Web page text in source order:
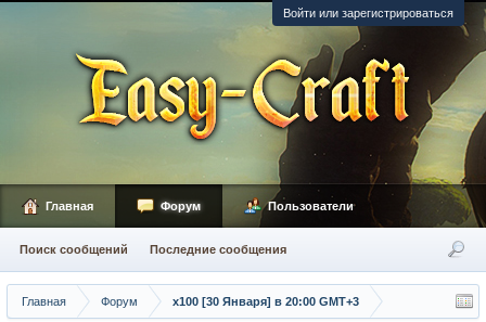
Войти или зарегистрироваться
Главная Форум х100 [30 Января] в 20:00 GMT+3
Главная Форум
Поиск сообщений Последние сообщения
Пользователи